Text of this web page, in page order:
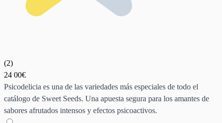
(2)
24 00€
Psicodelicia es una de las variedades más especiales de todo el
catálogo de Sweet Seeds. Una apuesta segura para los amantes de
sabores afrutados intensos y efectos psicoactivos.